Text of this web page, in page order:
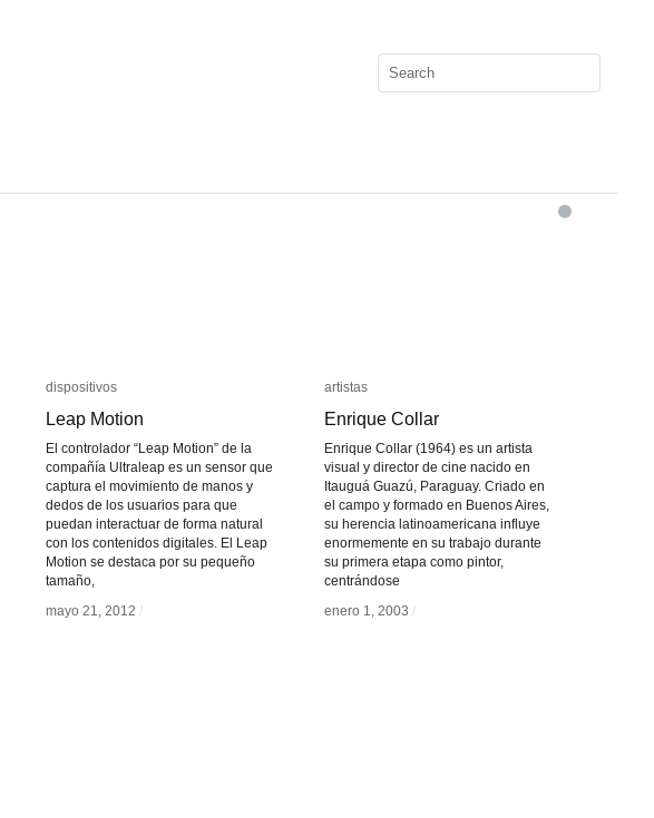
dispositivos
Leap Motion
El controlador “Leap Motion” de la
compañía Ultraleap es un sensor que
captura el movimiento de manos y
dedos de los usuarios para que
puedan interactuar de forma natural
con los contenidos digitales. El Leap
Motion se destaca por su pequeño
tamaño,
mayo 21, 2012 /
dispositivos
Leap Motion
mayo 21, 2012 /
artistas
Enrique Collar
Enrique Collar (1964) es un artista
visual y director de cine nacido en
Itauguá Guazú, Paraguay. Criado en
el campo y formado en Buenos Aires,
su herencia latinoamericana influye
enormemente en su trabajo durante
su primera etapa como pintor,
centrándose
enero 1, 2003 /
artistas
Enrique Collar
enero 1, 2003 /